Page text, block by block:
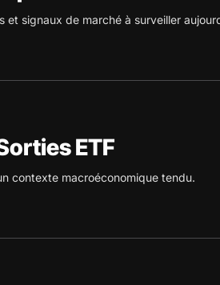
et signaux de marché à surveiller
ETF
contexte macroéconomique tendu.